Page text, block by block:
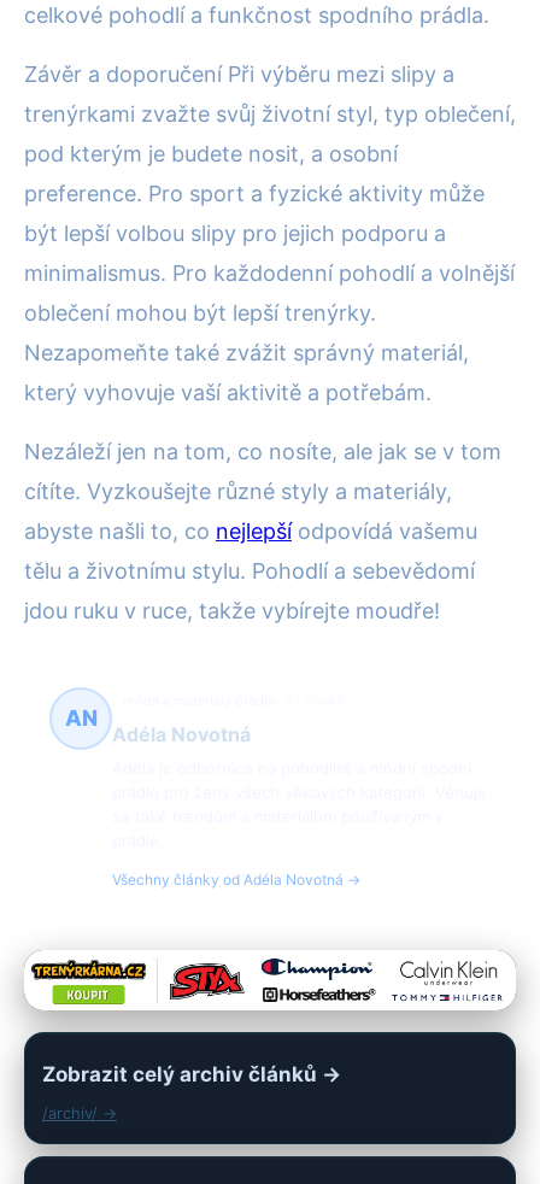
celkové pohodlí a funkčnost spodního prádla.
Závěr a doporučení Při výběru mezi slipy a
trenýrkami zvažte svůj životní styl, typ oblečení,
pod kterým je budete nosit, a osobní
preference. Pro sport a fyzické aktivity může
být lepší volbou slipy pro jejich podporu a
minimalismus. Pro každodenní pohodlí a volnější
oblečení mohou být lepší trenýrky.
Nezapomeňte také zvážit správný materiál,
který vyhovuje vaší aktivitě a potřebám.
Nezáleží jen na tom, co nosíte, ale jak se v tom
cítíte. Vyzkoušejte různé styly a materiály,
abyste našli to, co nejlepšíodpovídá vašemu
tělu a životnímu stylu. Pohodlí a sebevědomí
jdou ruku v ruce, takže vybírejte moudře!
AN
Adéla Novotná
Všechny články od Adéla Novotná →
Zobrazit celý archiv článků →
/archiv/ →